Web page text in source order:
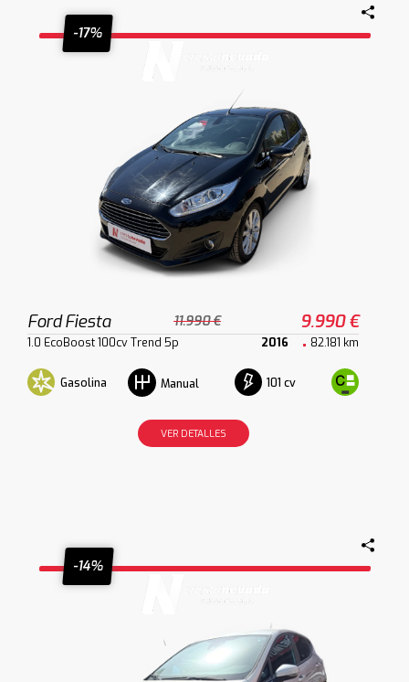
-17%
Ford Fiesta 11.990 € 9.990 €
1.0 EcoBoost 100cv Trend 5p 2016 82.181 km
Gasolina Manual 101 cv
VER DETALLES
-14%